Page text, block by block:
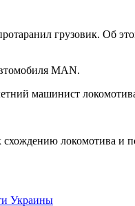
грузовик. Об
MAN.
машинист
схождению локомотива и
Украины